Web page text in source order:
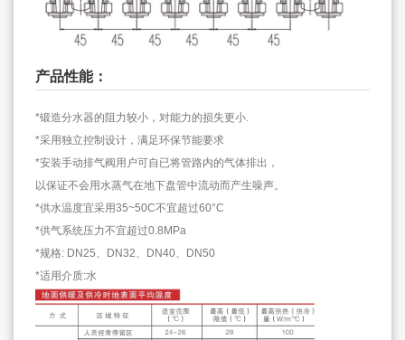
产品性能：
*锻造分水器的阻力较小，对能力的损失更小.
*采用独立控制设计，满足环保节能要求
*安装手动排气阀用户可自已将管路内的气体排出，
以保证不会用水蒸气在地下盘管中流动而产生噪声。
*供水温度宜采用35~50C不宜超过60°C
*供气系统压力不宜超过0.8MPa
*规格: DN25、DN32、DN40、DN50
*适用介质:水